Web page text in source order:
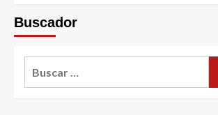
Buscador